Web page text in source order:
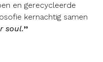
en gerecycleerde
kernachtig samen
soul.”